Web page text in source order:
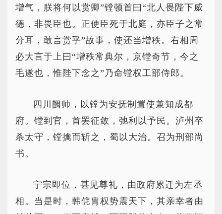
增气，朕将何以赏卿”镗顿首曰“北人畏陛下威
德，非畏臣也。正使臣死于北庭，亦臣子之常
分耳，敢言赏乎”故事，使还当增秩。右相周
必大言于上曰“增秩常典尔，京镗奇节，今之
毛遂也，惟陛下念之”乃命镗权工部侍郎。
四川阙帅，以镗为安抚制置使兼知成都
府。镗到官，首罢征敛，弛利以予民。泸州卒
杀太守，镗擒而斩之，蜀以大治。召为刑部尚
书。
宁宗即位，甚见尊礼，由政府累迁为左丞
相。当是时，韩侂胄权势震天下，其亲幸者由